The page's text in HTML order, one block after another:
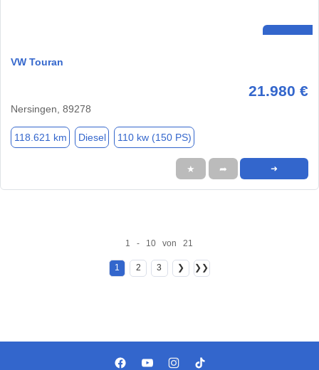
VW Touran
21.980 €
Nersingen, 89278
118.621 km Diesel 110 kw (150 PS)
★ ➦ ➜
1 - 10 von 21
1 2 3 ❯ ❯❯